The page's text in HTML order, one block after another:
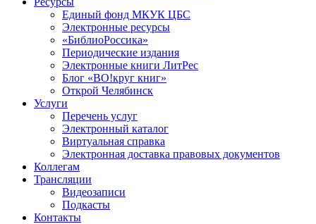
Единый фонд МКУК ЦБС
Электронные ресурсы
«БиблиоРоссика»
Периодические издания
Электронные книги ЛитРес
Блог «ВО!круг книг»
Открой Челябинск
Услуги
Перечень услуг
Электронный каталог
Виртуальная справка
Электронная доставка правовых документов
Коллегам
Трансляции
Видеозаписи
Подкасты
Контакты